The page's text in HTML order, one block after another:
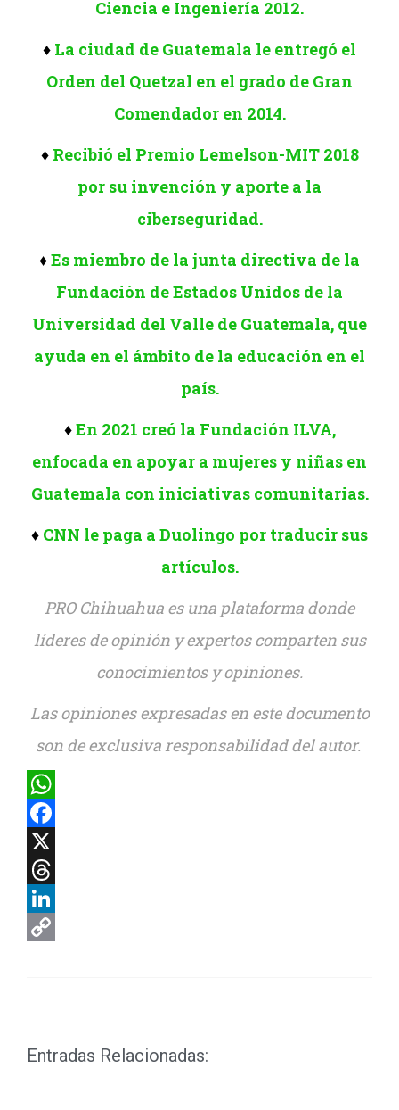
Ciencia e Ingeniería 2012.
♦ La ciudad de Guatemala le entregó el
Orden del Quetzal en el grado de Gran
Comendador en 2014.
♦ Recibió el Premio Lemelson-MIT 2018
por su invención y aporte a la
ciberseguridad.
♦Es miembro de la junta directiva de la
Fundación de Estados Unidos de la
Universidad del Valle de Guatemala, que
ayuda en el ámbito de la educación en el
país.
♦En 2021 creó la Fundación ILVA,
enfocada en apoyar a mujeres y niñas en
Guatemala con iniciativas comunitarias.
♦ CNN le paga a Duolingo por traducir sus
artículos.
PRO Chihuahua es una plataforma donde
líderes de opinión y expertos comparten sus
conocimientos y opiniones.
Las opiniones expresadas en este documento
son de exclusiva responsabilidad del autor.
WhatsApp
Facebook
X
Threads
LinkedIn
Entradas Relacionadas: